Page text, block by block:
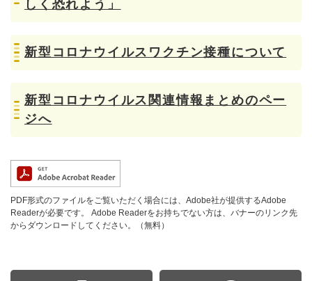
しく恐れよう」
新型コロナウイルスワクチン接種について
新型コロナウイルス関連情報まとめのペー
ジへ
PDF形式のファイルをご覧いただく場合には、Adobe社が提供するAdobe
Readerが必要です。
Adobe Readerをお持ちでない方は、バナーのリンク先
からダウンロードしてください。（無料）